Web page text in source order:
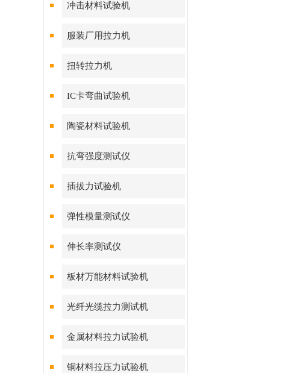
冲击材料试验机
服装厂用拉力机
扭转拉力机
IC卡弯曲试验机
陶瓷材料试验机
抗弯强度测试仪
插拔力试验机
弹性模量测试仪
伸长率测试仪
板材万能材料试验机
光纤光缆拉力测试机
金属材料拉力试验机
铜材料拉压力试验机